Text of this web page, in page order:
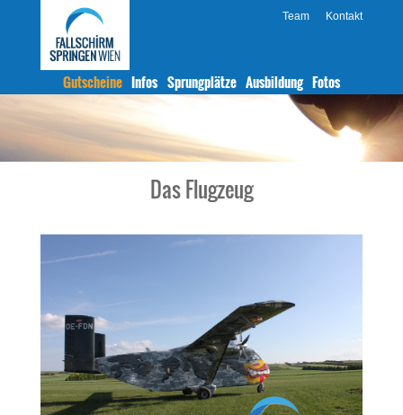
Team Kontakt
Gutscheine Infos Sprungplätze Ausbildung Fotos
Das Flugzeug